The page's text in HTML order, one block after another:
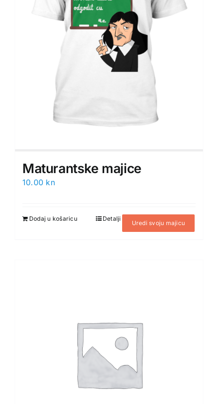
Maturantske majice
10.00 kn
Dodaj u košaricu
Uredi svoju majicu
Detalji